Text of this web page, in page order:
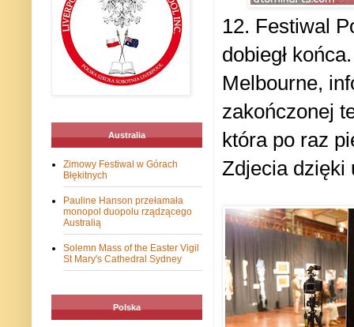
12. Festiwal
dobiegł
Melbourne,
zakończonej
która po raz
Zdjecia dzięki
Australia
Zimowy Festiwal w Górach
Błękitnych
Pauline Hanson przełamała
monopol duopolu rządzącego
Australią
Solemn Mass of the Easter Vigil
St Mary's Cathedral Sydney
Polska